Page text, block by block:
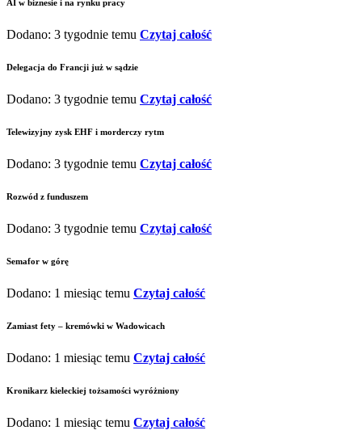
AI w biznesie i na rynku pracy
Dodano: 3 tygodnie temu Czytaj całość
Delegacja do Francji już w sądzie
Dodano: 3 tygodnie temu Czytaj całość
Telewizyjny zysk EHF i morderczy rytm
Dodano: 3 tygodnie temu Czytaj całość
Rozwód z funduszem
Dodano: 3 tygodnie temu Czytaj całość
Semafor w górę
Dodano: 1 miesiąc temu Czytaj całość
Zamiast fety – kremówki w Wadowicach
Dodano: 1 miesiąc temu Czytaj całość
Kronikarz kieleckiej tożsamości wyróżniony
Dodano: 1 miesiąc temu Czytaj całość